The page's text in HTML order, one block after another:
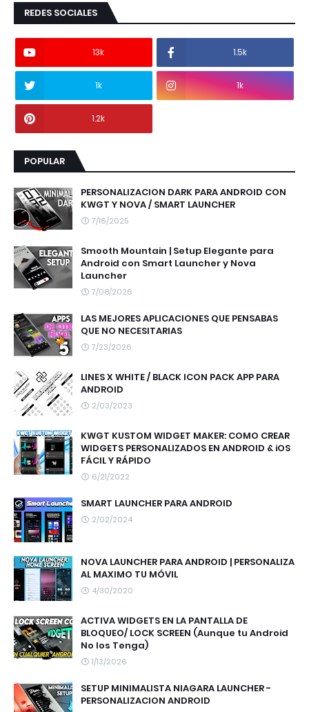
REDES SOCIALES
13k 1.5k
1k 1k
1.2k
POPULAR
PERSONALIZACION DARK PARA ANDROID CON
KWGT Y NOVA / SMART LAUNCHER
7/16/2025
Smooth Mountain | Setup Elegante para
Android con Smart Launcher y Nova
Launcher
7/08/2026
LAS MEJORES APLICACIONES QUE PENSABAS
QUE NO NECESITARIAS
7/23/2026
LINES X WHITE / BLACK ICON PACK APP PARA
ANDROID
2/03/2023
KWGT KUSTOM WIDGET MAKER: COMO CREAR
WIDGETS PERSONALIZADOS EN ANDROID & iOS
FÁCIL Y RÁPIDO
6/21/2022
SMART LAUNCHER PARA ANDROID
2/02/2024
NOVA LAUNCHER PARA ANDROID | PERSONALIZA
AL MAXIMO TU MÓVIL
4/30/2020
ACTIVA WIDGETS EN LA PANTALLA DE
BLOQUEO/ LOCK SCREEN (Aunque tu Android
No los Tenga)
1/13/2026
SETUP MINIMALISTA NIAGARA LAUNCHER -
PERSONALIZACION ANDROID